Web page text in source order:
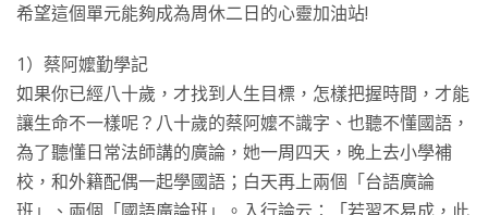
希望這個單元能夠成為周休二日的心靈加油站!
1）蔡阿嬤勤學記
如果你已經八十歲，才找到人生目標，怎樣把握時間，才能
讓生命不一樣呢？八十歲的蔡阿嬤不識字、也聽不懂國語，
為了聽懂日常法師講的廣論，她一周四天，晚上去小學補
校，和外籍配偶一起學國語；白天再上兩個「台語廣論